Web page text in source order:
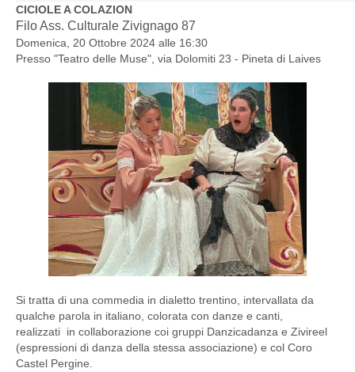
CICIOLE A COLAZION
Filo Ass. Culturale Zivignago 87
Domenica, 20 Ottobre 2024 alle 16:30
Presso "Teatro delle Muse", via Dolomiti 23 - Pineta di Laives
Si tratta di una commedia in dialetto trentino, intervallata da
qualche parola in italiano, colorata con danze e canti,
realizzati in collaborazione coi gruppi Danzicadanza e Zivireel
(espressioni di danza della stessa associazione) e col Coro
Castel Pergine.